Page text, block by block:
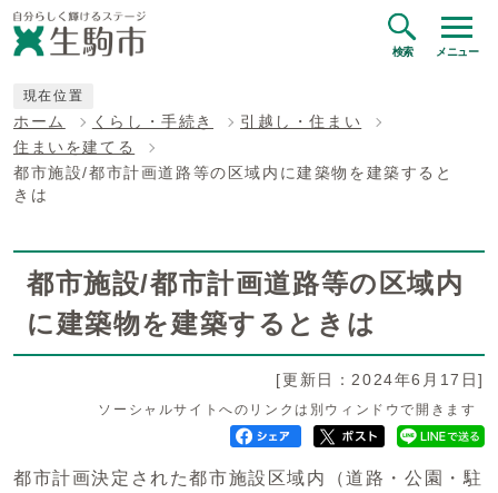
検索 メニュー
現在位置
ホーム くらし・手続き
引越し・住まい
住まいを建てる
都市施設/都市計画道路等の区域内に建築物を建築すると
きは
都市施設/都市計画道路等の区域内
に建築物を建築するときは
[更新日：2024年6月17日]
ソーシャルサイトへのリンクは別ウィンドウで開きます
都市計画決定された都市施設区域内（道路・公園・駐